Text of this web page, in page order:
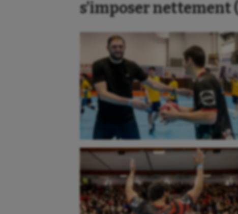
s’imposer nettement